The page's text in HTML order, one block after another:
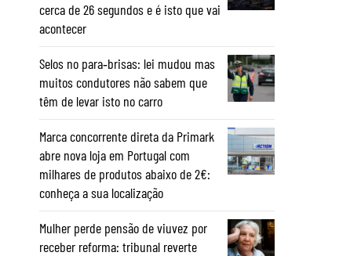
cerca de 26 segundos e é isto que vai
acontecer
Selos no para‑brisas: lei mudou mas
muitos condutores não sabem que
têm de levar isto no carro
Marca concorrente direta da Primark
abre nova loja em Portugal com
milhares de produtos abaixo de 2€:
conheça a sua localização
Mulher perde pensão de viuvez por
receber reforma: tribunal reverte